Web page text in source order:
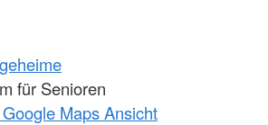
für Senioren
Maps Ansicht